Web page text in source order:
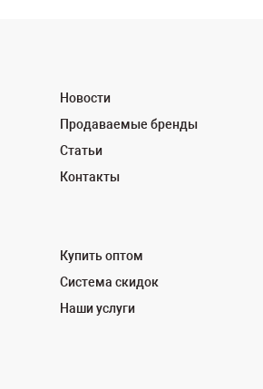
Новости
Продаваемые бренды
Статьи
Контакты
Купить оптом
Система скидок
Наши услуги